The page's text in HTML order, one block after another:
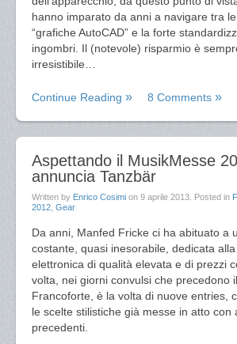
hanno imparato da anni a navigare tra
“grafiche AutoCAD” e la forte
ingombri. Il (notevole) risparmio è
irresistibile…
Continue Reading 8 Comments
Aspettando il MusikMesse
annuncia Tanzbär
Written by Enrico Cosimi on 9 aprile 2013 . Posted in
2012 Gear
Da anni, Manfed Fricke ci ha abituato a
costante, quasi inesorabile, dedicata
elettronica di qualità elevata e di prezzi
volta, nei giorni convulsi che precedono
Francoforte, è la volta di nuove entries,
le scelte stilistiche già messe in atto con
precedenti.